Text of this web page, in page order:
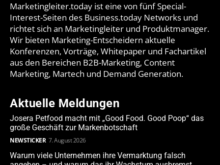
Marketingleiter.today ist eine von fünf Special-
Interest-Seiten des Business.today Networks und
richtet sich an Marketingleiter und Produktmanager.
Wir bieten Marketing-Entscheidern aktuelle
Konferenzen, Vorträge, Whitepaper und Fachartikel
aus den Bereichen B2B-Marketing, Content
Marketing, Martech und Demand Generation.
Aktuelle Meldungen
Josera Petfood macht mit „Good Food. Good Poop“ das
große Geschäft zur Markenbotschaft
NEWSTICKER 7. August 2026
Warum viele Unternehmen ihre Vermarktung falsch